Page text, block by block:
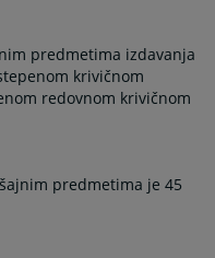
predmetima izdavanja
krivičnom
redovnom krivičnom
predmetima je 45